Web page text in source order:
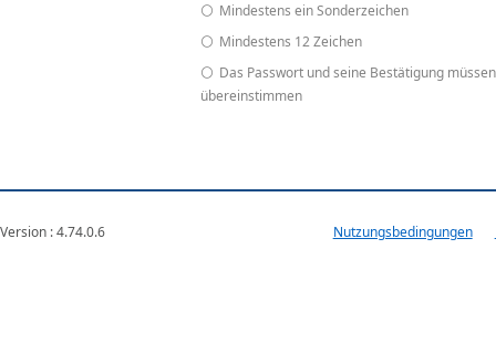
Mindestens ein Sonderzeichen
Mindestens 12 Zeichen
Das Passwort und seine Bestätigung müssen
übereinstimmen
Version : 4.74.0.6 Nutzungsbedingungen